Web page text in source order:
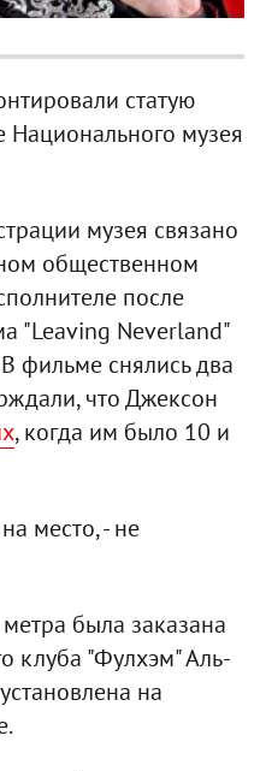
статую
Национального музея
музея связано
общественном
после
"Leaving Neverland"
фильме снялись два
что Джексон
, когда им было 10 и
место, - не
была заказана
клуба "Фулхэм" Аль-
на